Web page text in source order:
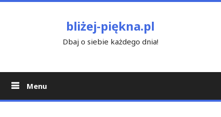
bliżej-piękna.pl
Dbaj o siebie każdego dnia!
Menu